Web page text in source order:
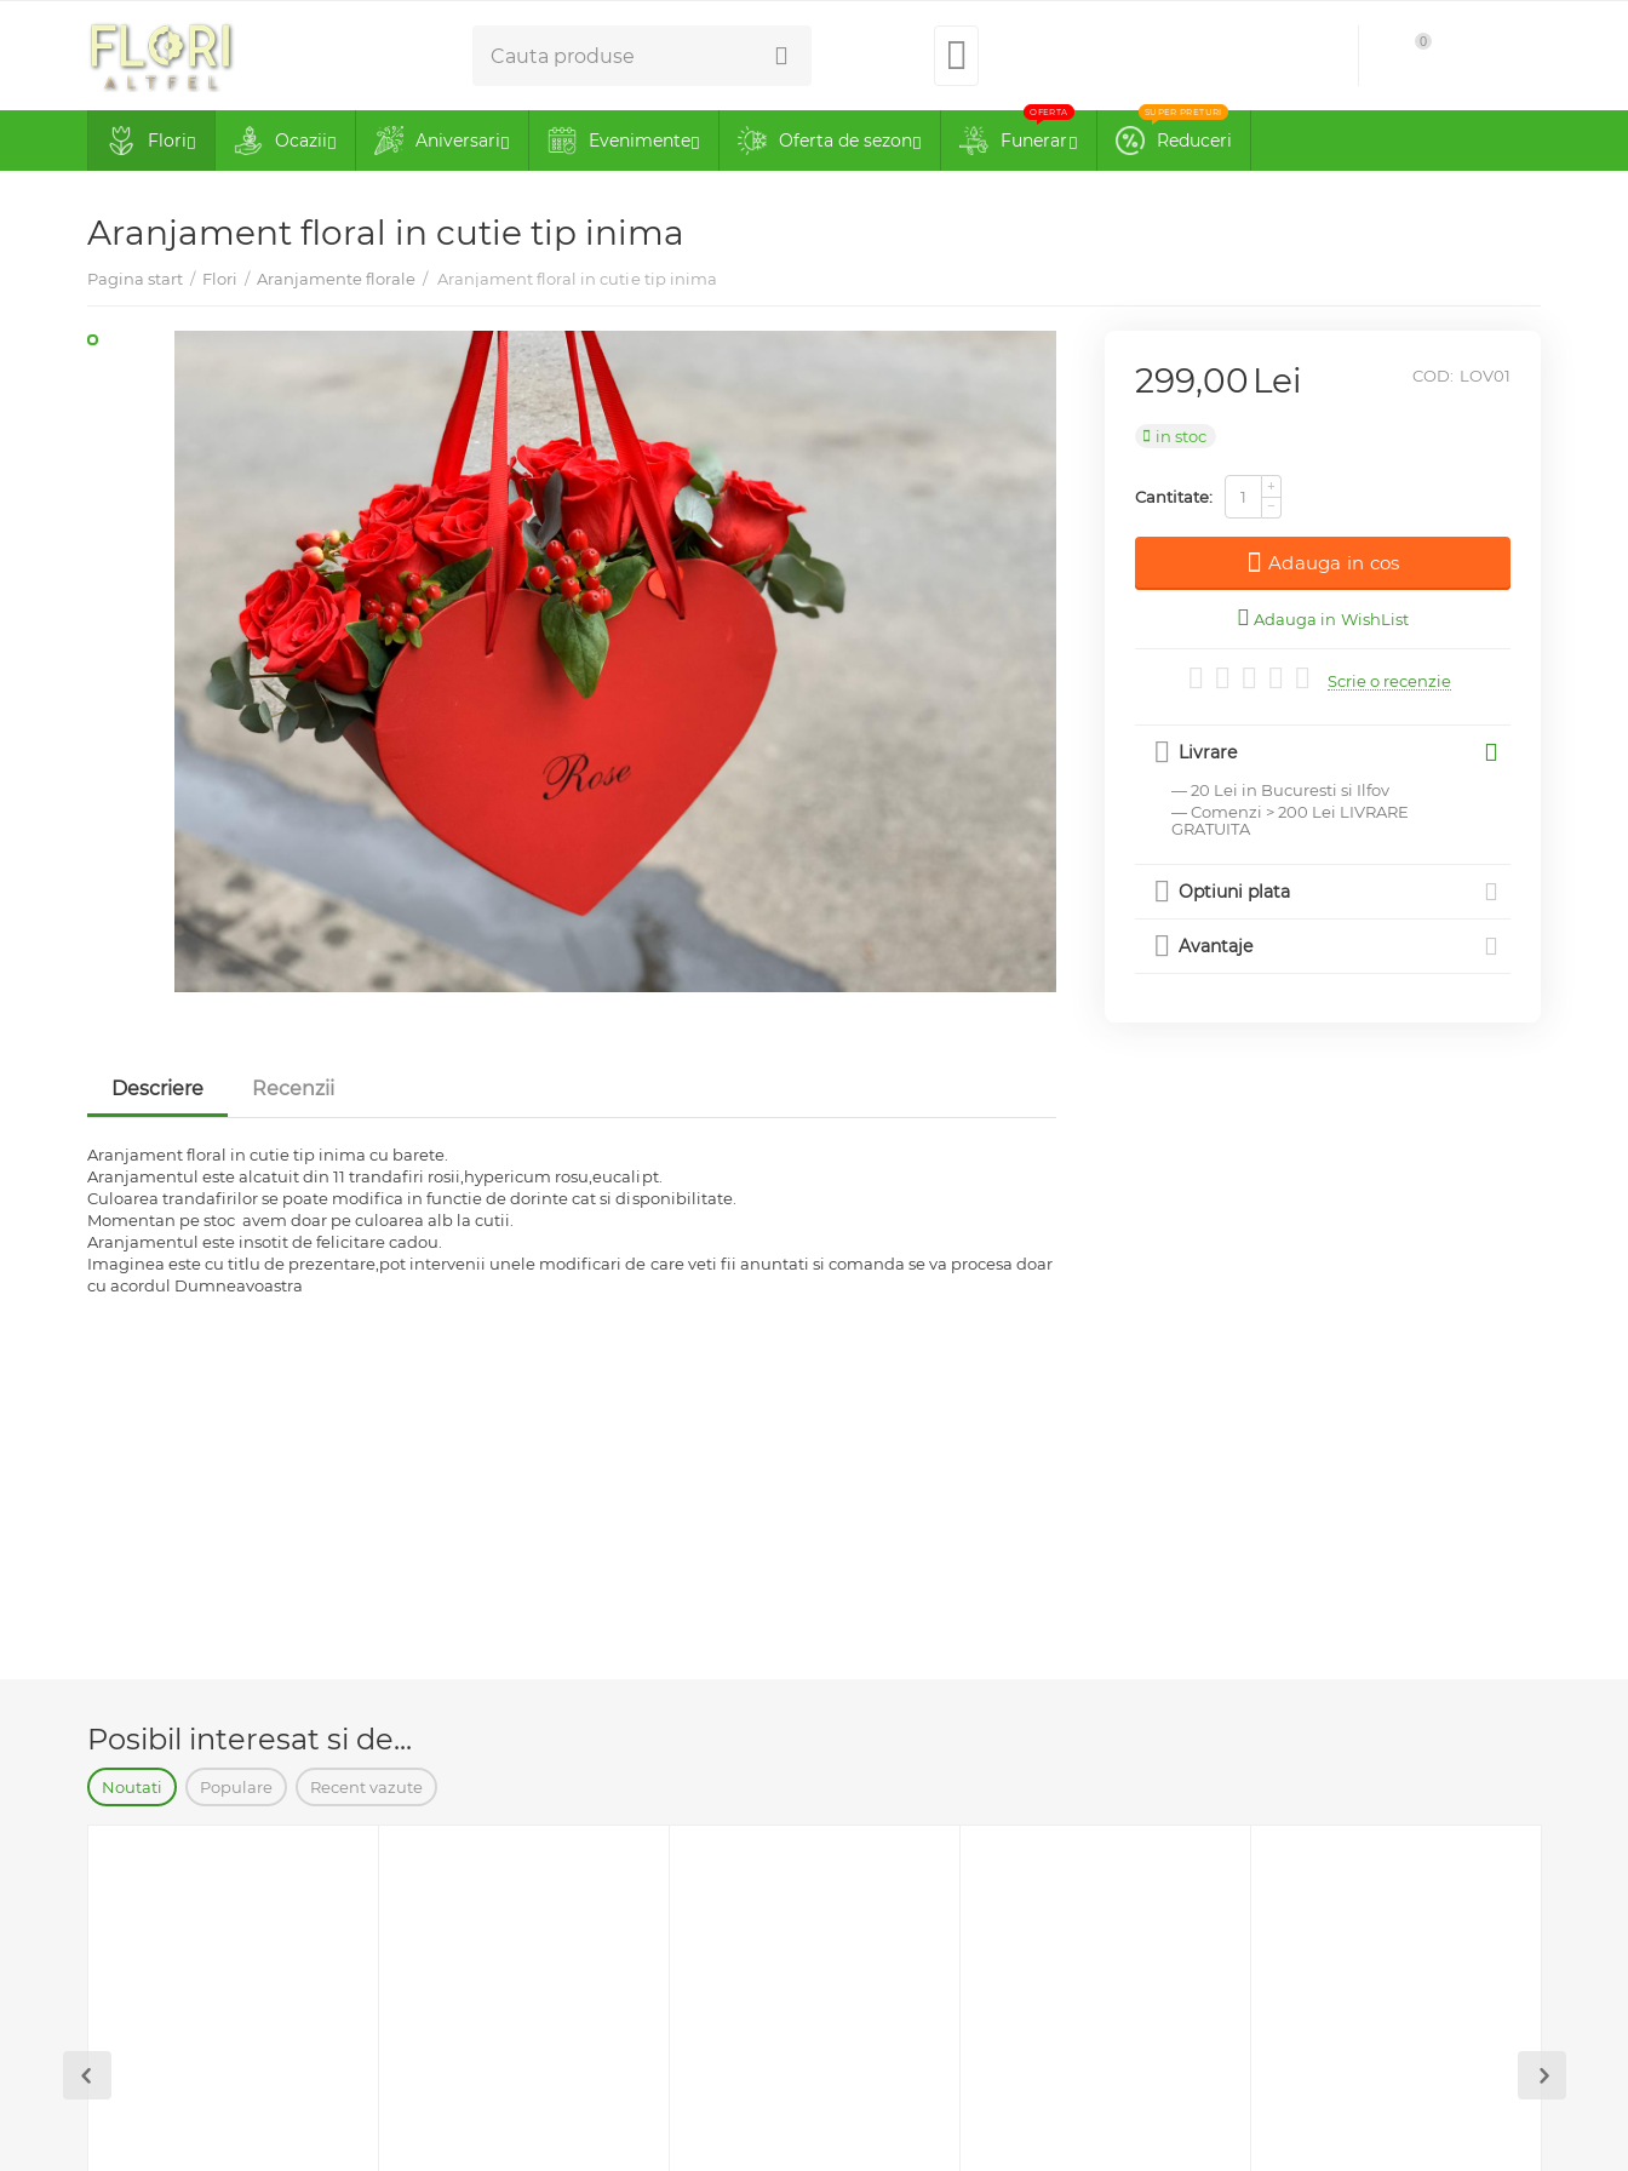
0
Flori Ocazii Aniversari Evenimente Oferta de sezon Funerar
OFERTA
Reduceri
SUPER PRETURI
Aranjament floral in cutie tip inima
Pagina start / Flori / Aranjamente florale / Aranjament floral in cutie tip inima
Descriere Recenzii
Aranjament floral in cutie tip inima cu barete.
Aranjamentul este alcatuit din 11 trandafiri rosii,hypericum rosu,eucalipt.
Culoarea trandafirilor se poate modifica in functie de dorinte cat si disponibilitate.
Momentan pe stoc avem doar pe culoarea alb la cutii.
Aranjamentul este insotit de felicitare cadou.
Imaginea este cu titlu de prezentare,pot intervenii unele modificari de care veti fii anuntati si comanda se va procesa doar
cu acordul Dumneavoastra
COD: LOV01
299,00 Lei
in stoc
Cantitate:
+
−
Adauga in cos
Adauga in WishList
Scrie o recenzie
Livrare
— 20 Lei in Bucuresti si Ilfov
— Comenzi > 200 Lei LIVRARE
GRATUITA
Optiuni plata
Avantaje
Posibil interesat si de...
Noutati Populare Recent vazute